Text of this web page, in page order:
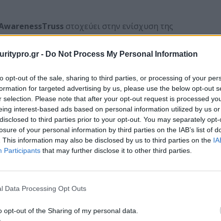
- Do Not Process My Personal Information
opt-out of the sale, sharing to third parties, or processing of your
for targeted advertising by us, please use the below opt-out
selection. Please note that after your opt-out request is processed
interest-based ads based on personal information utilized by us
to third parties prior to your opt-out. You may separately
of your personal information by third parties on the IAB’s list of
This information may also be disclosed by us to third parties on the
Participants that may further disclose it to other third parties.
Data Processing Opt Outs
opt-out of the Sharing of my personal data.
στοχεύει στην ενίσχυση της
υποδομών. Το SecAwarenessTruss παρέχει μια
προγράμματα εκπαίδευσης, ειδικά σχεδιασμένα
Το έργο περιλαμβάνει τη συνεργασία 9
του Υπουργείου Ψηφιακής Διακυβέρνησης
Κύπρου.
είναι η εστίαση σε διατομεακά
κυβερνοεπιθέσεις. Αυτά επιτρέπουν
που επηρεάζουν πολλούς τομείς ταυτόχρονα,
φύση των σύγχρονων απειλών. Επιπλέον, η
προσφέροντας μια πιο διαδραστική και
μέρος σε πραγματικά περιστατικά
και συνεργαζόμενοι για την προστασία
το SecAwarenessTruss γεφυρώνει το